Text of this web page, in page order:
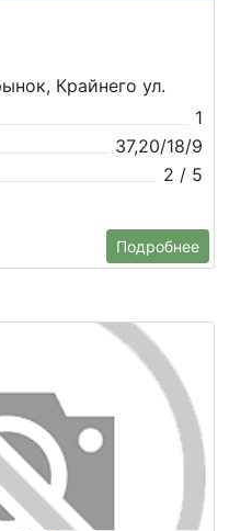
Крайнего ул.
1
37,20/18/9
2 / 5
Подробнее